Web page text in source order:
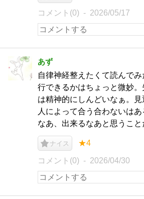
コメント(0) 2026/05/17
あず
自律神経整えたくて読んで
行できるかはちょっと微妙
は精神的にしんどいなぁ。見
人によって合う合わないは
なあ、出来るなあと思うこと
ナイス ★4
コメント(0) 2026/04/30